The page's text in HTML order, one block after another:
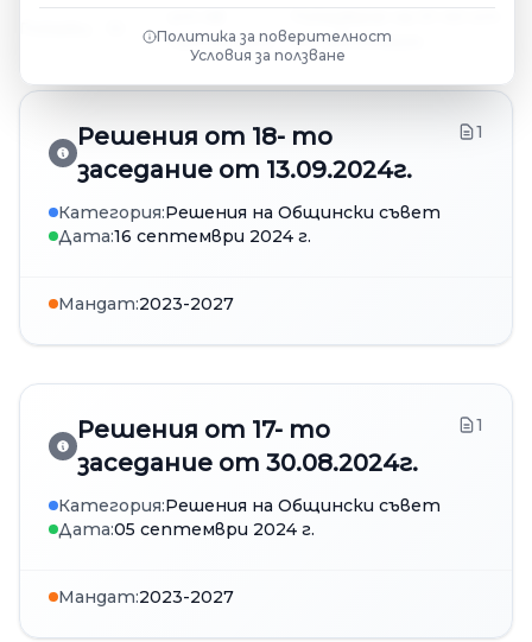
публикации
48публикации
Решения от 18- то
заседание от 13.09.2024г.
1
Категория:Решения на Общински съвет
Дата:16 септември 2024 г.
Мандат:2023-2027
Решения от 17- то
заседание от 30.08.2024г.
1
Категория:Решения на Общински съвет
Дата:05 септември 2024 г.
Мандат:2023-2027
Политика за поверителност
Условия за ползване